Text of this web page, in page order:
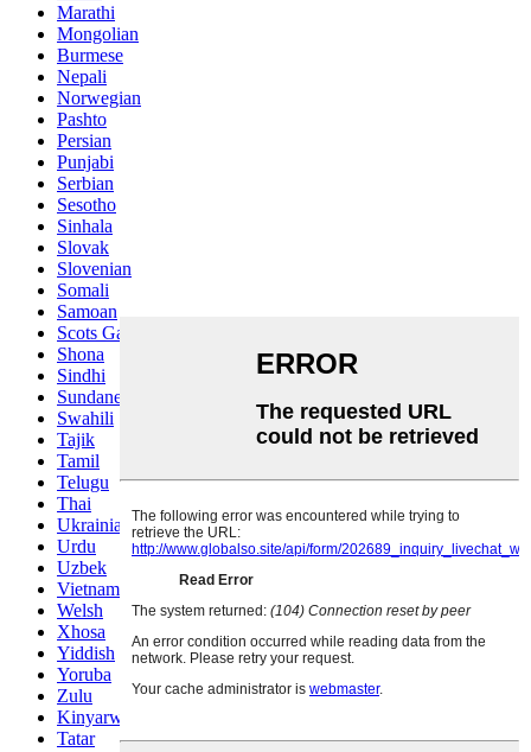
Marathi
Mongolian
Burmese
Nepali
Norwegian
Pashto
Persian
Punjabi
Serbian
Sesotho
Sinhala
Slovak
Slovenian
Somali
Samoan
Scots Gaelic
Shona
Sindhi
Sundanese
Swahili
Tajik
Tamil
Telugu
Thai
Ukrainian
Urdu
Uzbek
Vietnamese
Welsh
Xhosa
Yiddish
Yoruba
Zulu
Kinyarwanda
Tatar